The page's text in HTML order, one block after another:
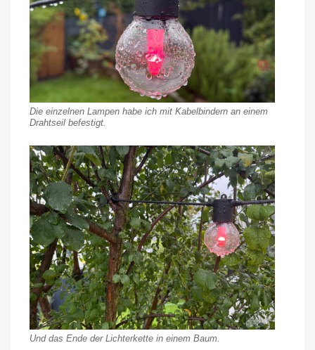
Die einzelnen Lampen habe ich mit Kabelbindern an einem
Drahtseil befestigt.
Und das Ende der Lichterkette in einem Baum.